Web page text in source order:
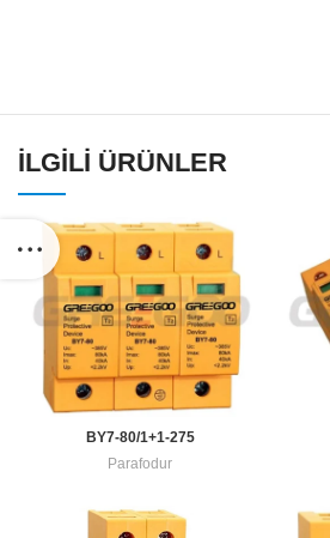
İLGILI ÜRÜNLER
BY7-80/1+1-275
Parafodur